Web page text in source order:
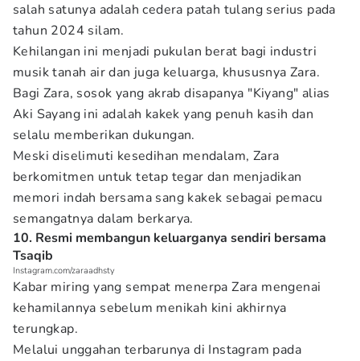
salah satunya adalah cedera patah tulang serius pada
tahun 2024 silam.
Kehilangan ini menjadi pukulan berat bagi industri
musik tanah air dan juga keluarga, khususnya Zara.
Bagi Zara, sosok yang akrab disapanya "Kiyang" alias
Aki Sayang ini adalah kakek yang penuh kasih dan
selalu memberikan dukungan.
Meski diselimuti kesedihan mendalam, Zara
berkomitmen untuk tetap tegar dan menjadikan
memori indah bersama sang kakek sebagai pemacu
semangatnya dalam berkarya.
10. Resmi membangun keluarganya sendiri bersama
Tsaqib
Instagram.com/zaraadhsty
Kabar miring yang sempat menerpa Zara mengenai
kehamilannya sebelum menikah kini akhirnya
terungkap.
Melalui unggahan terbarunya di Instagram pada